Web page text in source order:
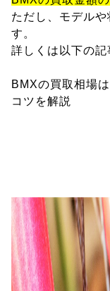
ただし、モデル
す。
詳しくは以下の記
BMXの買取相場
コツを解説